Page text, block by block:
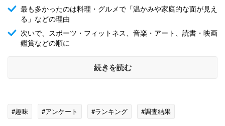
最も多かったのは料理・グルメで「温かみや家庭的な面が見え
る」などの理由
次いで、スポーツ・フィットネス、音楽・アート、読書・映画
鑑賞などの順に
続きを読む
#趣味 #アンケート #ランキング #調査結果